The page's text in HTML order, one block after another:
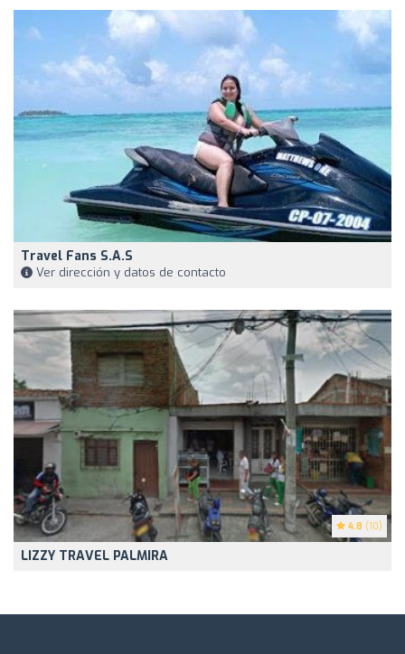
Travel Fans S.A.S
Ver dirección y datos de contacto
4.8 (10)
LIZZY TRAVEL PALMIRA